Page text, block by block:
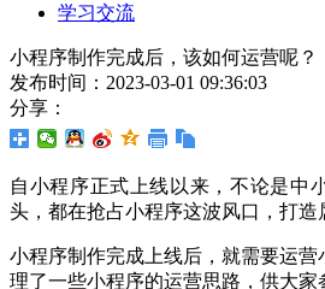
学习交流
小程序制作完成后，该如何运营呢？
发布时间：2023-03-01 09:36:03
分享：
自小程序正式上线以来，不论是中
头，都在抢占小程序这波风口，打造
小程序制作完成上线后，就需要运
理了一些小程序的运营思路，供大家